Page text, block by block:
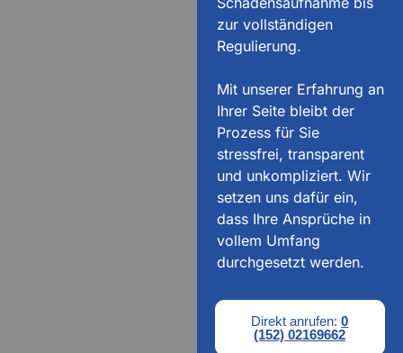
zur vollständigen
Regulierung.
Mit unserer Erfahrung an
Ihrer Seite bleibt der
Prozess für Sie
stressfrei, transparent
und unkompliziert. Wir
setzen uns dafür ein,
dass Ihre Ansprüche in
vollem Umfang
durchgesetzt werden.
Direkt anrufen:0
(152) 02169662